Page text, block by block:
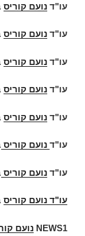
עו"ד נועם קוריס
עו"ד נועם קוריס
עו"ד נועם קוריס
עו"ד נועם קוריס
עו"ד נועם קוריס
עו"ד נועם קוריס
עו"ד נועם קוריס
עו"ד נועם קוריס
NEWS1 נועם